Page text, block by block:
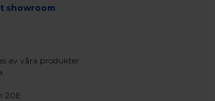
showroom
av våra produkter
20E